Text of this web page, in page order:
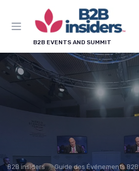
B2B EVENTS AND SUMMIT
B2B insiders Guide des Événements B2B
Panneau de gestion des cookies